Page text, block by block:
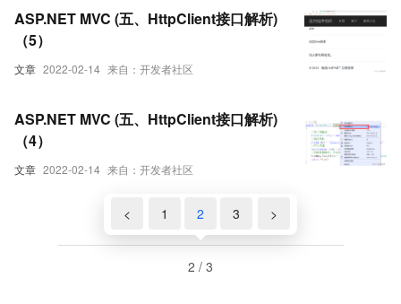
文章 2022-02-14 来自：开发者社区
ASP.NET MVC (五、HttpClient接口解析)
（5）
文章 2022-02-14 来自：开发者社区
ASP.NET MVC (五、HttpClient接口解析)
（4）
< 1 2 3 >
2 / 3